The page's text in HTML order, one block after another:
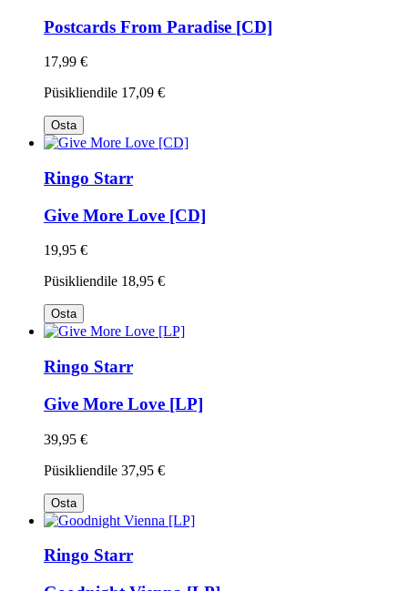
Postcards From Paradise [CD]
17,99 €
Püsikliendile 17,09 €
Osta
Ringo Starr
Give More Love [CD]
19,95 €
Püsikliendile 18,95 €
Osta
Ringo Starr
Give More Love [LP]
39,95 €
Püsikliendile 37,95 €
Osta
Ringo Starr